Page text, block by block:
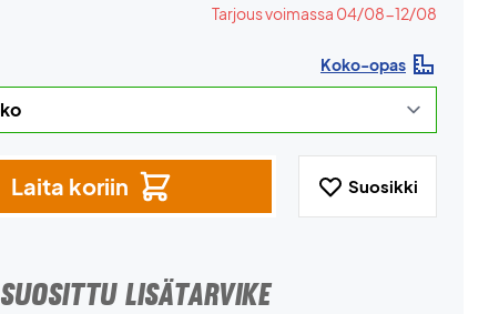
Tarjous voimassa 04/08-12/08
Koko-opas
Laita koriin Suosikki
SUOSITTU LISÄTARVIKE